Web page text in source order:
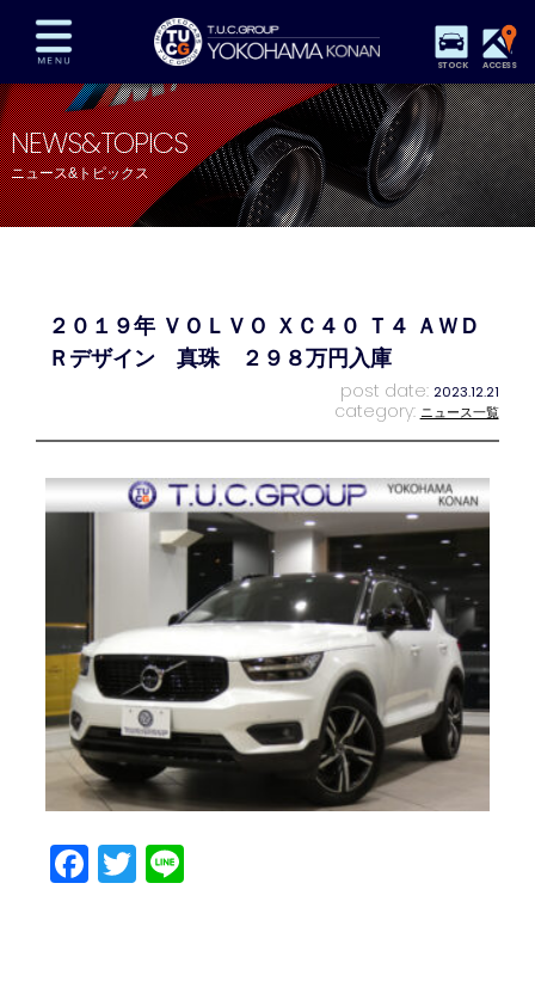
STOCK ACCESS
在庫車両情報 保証&サービス パーツリスト
TUCとは？ 店舗情報 アクセスマップ
全国納車 特別作業 注文販売
プライバシーポリシー スタッフblog
NEWS&TOPICS
ニュース&トピックス
２０１９年 ＶＯＬＶＯ ＸＣ４０ Ｔ４ ＡＷＤ
Ｒデザイン 真珠 ２９８万円入庫
post date: 2023.12.21
category: ニュース一覧
Facebook
Twitter